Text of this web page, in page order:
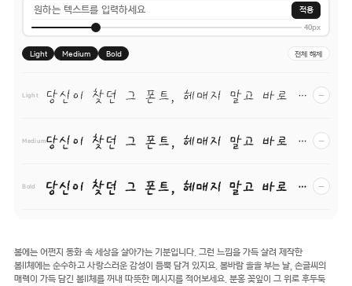
적용
40px
Light Medium Bold 전체 해제
Light 당신이 찾던 그 폰트, 헤매지 말고 바로 폰코! −
Medium 당신이 찾던 그 폰트, 헤매지 말고 바로 폰코! −
Bold 당신이 찾던 그 폰트, 헤매지 말고 바로 폰코! −
봄에는 어쩐지 동화 속 세상을 살아가는 기분입니다. 그런 느낌을 가득 살려 제작한
봄II체에는 순수하고 사랑스러운 감성이 듬뿍 담겨 있지요. 봄바람 솔솔 부는 날, 손글씨의
매력이 가득 담긴 봄II체를 꺼내 따뜻한 메시지를 적어보세요. 분홍 꽃잎이 그 위로 후두둑